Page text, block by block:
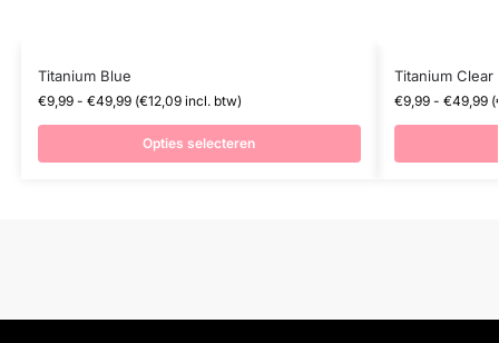
Titanium Blue
€9,99 - €49,99(€12,09incl. btw)
Opties selecteren
Titanium Clear
€9,99 - €49,99(